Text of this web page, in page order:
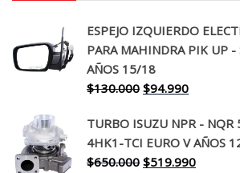
ESPEJO IZQUIERDO
PARA MAHINDRA PIK UP -
AÑOS 15/18
$130.000 El
original
era:
$130.000.
$94.990El
actual
es:
$94.990.
TURBO ISUZU NPR - NQR
4HK1-TCI EURO V AÑOS
$650.000 El
$519.990El